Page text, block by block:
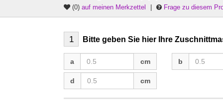
(0) auf meinen Merkzettel Frage zu diesem
1 Bitte geben Sie hier Ihre
a cm
b
d cm